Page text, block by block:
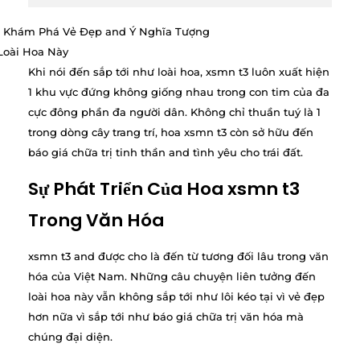
Khi nói đến sắp tới như loài hoa, xsmn t3 luôn xuất hiện
1 khu vực đứng không giống nhau trong con tim của đa
cực đông phần đa người dân. Không chỉ thuần tuý là 1
trong dòng cây trang trí, hoa xsmn t3 còn sở hữu đến
báo giá chữa trị tinh thần and tình yêu cho trái đất.
Sự Phát Triển Của Hoa xsmn t3
Trong Văn Hóa
xsmn t3 and được cho là đến từ tương đối lâu trong văn
hóa của Việt Nam. Những câu chuyện liên tưởng đến
loài hoa này vẫn không sắp tới như lôi kéo tại vì vẻ đẹp
hơn nữa vì sắp tới như báo giá chữa trị văn hóa mà
chúng đại diện.